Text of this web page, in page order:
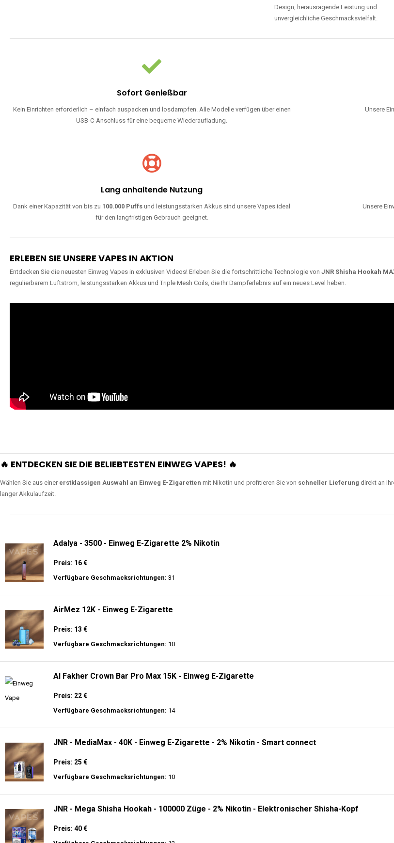
Design, herausragende Leistung und
unvergleichliche Geschmacksvielfalt.
Sofort Genießbar
Kein Einrichten erforderlich – einfach auspacken und losdampfen. Alle Modelle verfügen über einen
USB-C-Anschluss für eine bequeme Wiederaufladung.
Unsere
Lang anhaltende Nutzung
Dank einer Kapazität von bis zu 100.000 Puffs und leistungsstarken Akkus sind unsere Vapes ideal
für den langfristigen Gebrauch geeignet.
Unsere
ERLEBEN SIE UNSERE VAPES IN AKTION
Entdecken Sie die neuesten Einweg Vapes in exklusiven Videos! Erleben Sie die fortschrittliche Technologie von JNR Shisha Hookah
regulierbarem Luftstrom, leistungsstarken Akkus und Triple Mesh Coils, die Ihr Dampferlebnis auf ein neues Level heben.
🔥 ENTDECKEN SIE DIE BELIEBTESTEN EINWEG VAPES! 🔥
Wählen Sie aus einer erstklassigen Auswahl an Einweg E-Zigaretten mit Nikotin und profitieren Sie von schneller Lieferung direkt an
langer Akkulaufzeit.
Adalya - 3500 - Einweg E-Zigarette 2% Nikotin
Preis: 16 €
Verfügbare Geschmacksrichtungen: 31
AirMez 12K - Einweg E-Zigarette
Preis: 13 €
Verfügbare Geschmacksrichtungen: 10
Al Fakher Crown Bar Pro Max 15K - Einweg E-Zigarette
Preis: 22 €
Verfügbare Geschmacksrichtungen: 14
JNR - MediaMax - 40K - Einweg E-Zigarette - 2% Nikotin - Smart connect
Preis: 25 €
Verfügbare Geschmacksrichtungen: 10
JNR - Mega Shisha Hookah - 100000 Züge - 2% Nikotin - Elektronischer Shisha-Kopf
Preis: 40 €